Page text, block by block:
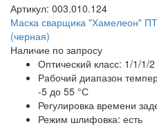
Артикул: 003.010.124
Маска сварщика "Хамелеон"
(черная)
Наличие по запросу
Оптический класс: 1/1/1/2
Рабочий диапазон
-5 до 55 °С
Регулировка времени
Режим шлифовка: есть